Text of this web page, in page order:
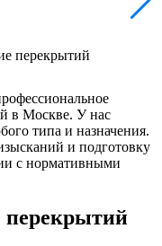
в Москве. У нас
типа и назначения.
и подготовку
с нормативными
перекрытий